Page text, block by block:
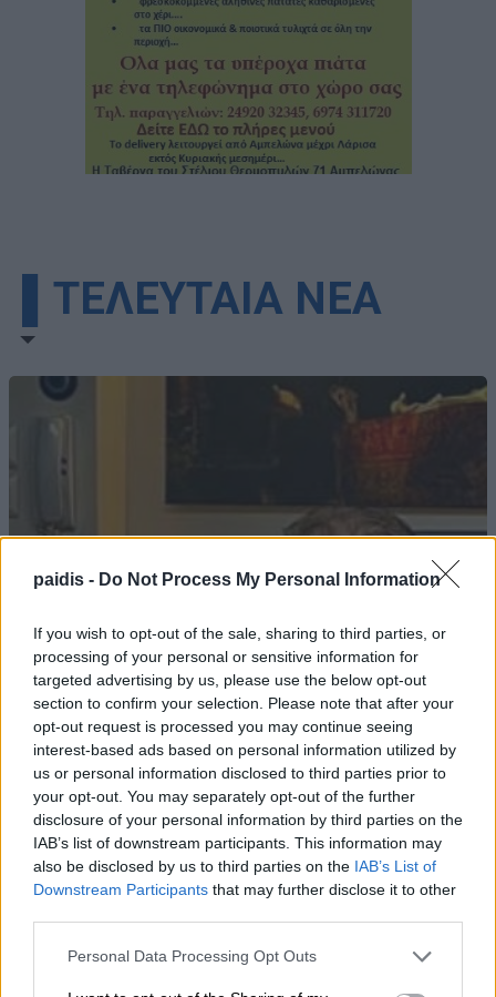
paidis - Do Not Process My Personal Information
If you wish to opt-out of the sale, sharing to third parties, or
processing of your personal or sensitive information for
targeted advertising by us, please use the below opt-out
section to confirm your selection. Please note that after your
opt-out request is processed you may continue seeing
interest-based ads based on personal information utilized by
us or personal information disclosed to third parties prior to
your opt-out. You may separately opt-out of the further
disclosure of your personal information by third parties on the
IAB’s list of downstream participants. This information may
also be disclosed by us to third parties on the IAB’s List of
Downstream Participants that may further disclose it to other
Personal Data Processing Opt Outs
▌ΤΕΛΕΥΤΑΙΑ ΝΕΑ